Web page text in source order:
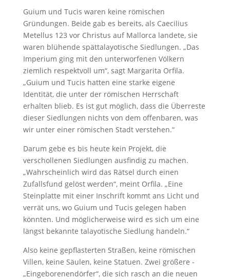
Guium und Tucis waren keine römischen
Gründungen. Beide gab es ­bereits, als Caecilius
Metellus 123 vor Christus auf Mallorca landete, sie
waren blühende spättalayotische Siedlungen. „Das
Imperium ging mit den unterworfenen Völkern
ziemlich respektvoll um“, sagt Margarita Orfila.
„Guium und Tucis hatten eine starke eigene
Identität, die unter der römischen Herrschaft
erhalten blieb. Es ist gut möglich, dass die Überreste
dieser Siedlungen nichts von dem offenbaren, was
wir unter einer römischen Stadt verstehen.“
Darum gebe es bis heute kein Projekt, die
verschollenen Siedlungen ausfindig zu machen.
„Wahrscheinlich wird das Rätsel durch einen
Zufallsfund gelöst werden“, meint Orfila. „Eine
Steinplatte mit einer Inschrift kommt ans Licht und
verrät uns, wo Guium und Tucis gelegen haben
könnten. Und möglicherweise wird es sich um eine
längst bekannte talayotische Siedlung handeln.“
Also keine gepflasterten Straßen, keine römischen
Villen, keine Säulen, keine Statuen. Zwei größere ­
„Eingeborenendörfer“, die sich rasch an die neuen